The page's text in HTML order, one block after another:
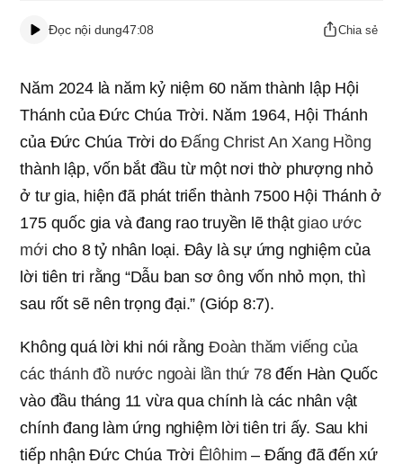
Đọc nội dung47:08 Chia sẻ
Năm 2024 là năm kỷ niệm 60 năm thành lập Hội
Thánh của Đức Chúa Trời. Năm 1964, Hội Thánh
của Đức Chúa Trời doĐấng Christ An Xang Hồng
thành lập, vốn bắt đầu từ một nơi thờ phượng nhỏ
ở tư gia, hiện đã phát triển thành 7500 Hội Thánh ở
175 quốc gia và đang rao truyền lẽ thậtgiao ước
mới cho 8 tỷ nhân loại. Đây là sự ứng nghiệm của
lời tiên tri rằng “Dẫu ban sơ ông vốn nhỏ mọn, thì
sau rốt sẽ nên trọng đại.” (Gióp 8:7).
Không quá lời khi nói rằng Đoàn thăm viếng của
các thánh đồ nước ngoài lần thứ 78đến Hàn Quốc
vào đầu tháng 11 vừa qua chính là các nhân vật
chính đang làm ứng nghiệm lời tiên tri ấy. Sau khi
tiếp nhận Đức Chúa Trời Êlôhim – Đấng đã đến xứ